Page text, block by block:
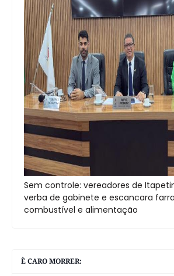
Sem controle: vereadores de
verba de gabinete e escancara
combustível e alimentação
È CARO MORRER: